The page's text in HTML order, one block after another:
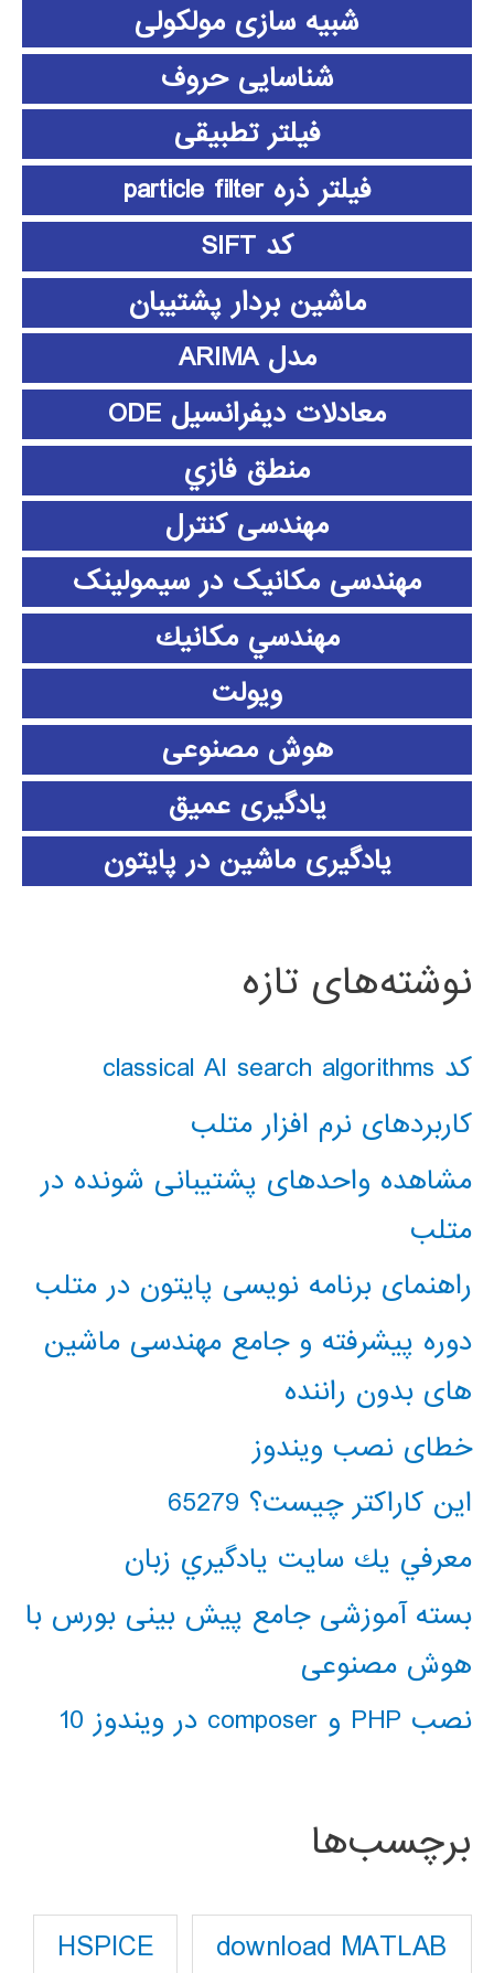
شبیه سازی مولکولی
شناسایی حروف
فیلتر تطبیقی
فیلتر ذره particle filter
کد SIFT
ماشین بردار پشتیبان
مدل ARIMA
معادلات دیفرانسیل ODE
منطق فازي
مهندسی کنترل
مهندسی مکانیک در سیمولینک
مهندسي مكانيك
ویولت
هوش مصنوعی
یادگیری عمیق
یادگیری ماشین در پایتون
نوشته‌های تازه
کد classical AI search algorithms
کاربردهای نرم افزار متلب
مشاهده واحدهای پشتیبانی شونده در
متلب
راهنمای برنامه نویسی پایتون در متلب
دوره پیشرفته و جامع مهندسی ماشین
های بدون راننده
خطای نصب ویندوز
این کاراکتر چیست؟ 65279
معرفي يك سايت يادگيري زبان
بسته آموزشی جامع پیش بینی بورس با
هوش مصنوعی
نصب PHP و composer در ویندوز 10
برچسب‌ها
download MATLAB
HSPICE